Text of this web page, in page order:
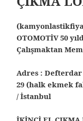
OTOMOTİV 50
Çalışmaktan
Adres :
29 (halk ekmek
/ İstanbul